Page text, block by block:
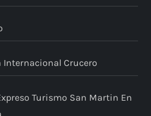
Internacional Crucero
Turismo San Martin En